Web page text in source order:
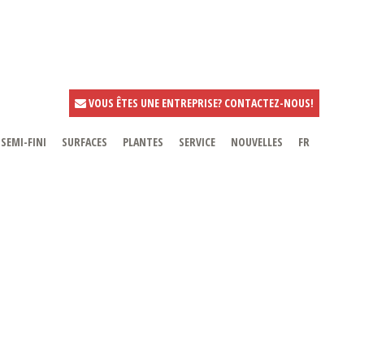
VOUS ÊTES UNE ENTREPRISE? CONTACTEZ-NOUS!
SEMI-FINI SURFACES PLANTES SERVICE NOUVELLES FR